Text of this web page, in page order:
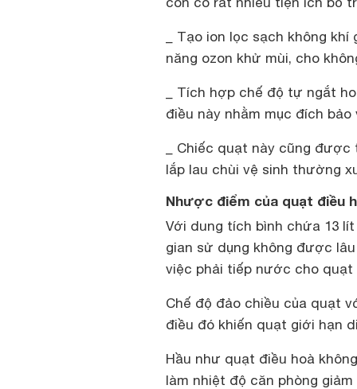
_ Tạo ion lọc sạch không
năng ozon khử mùi, cho
_ Tích hợp chế độ tự ngắt
điều này nhằm mục đích
_ Chiếc quạt này cũng
lắp lau chùi vệ sinh thường
Nhược điểm của quạt điều
Với dung tích bình chứa 13
gian sử dụng không được
việc phải tiếp nước cho
Chế độ đảo chiều của quạt
điều đó khiến quạt giới hạn
Hầu như quạt điều hoà
làm nhiệt độ căn phòng